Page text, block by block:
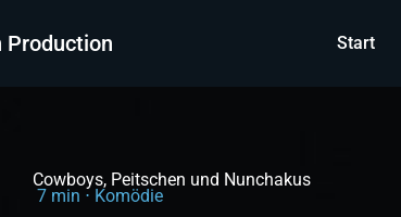
Production Start
Cowboys, Peitschen und Nunchakus
7 min ⋅ Komödie